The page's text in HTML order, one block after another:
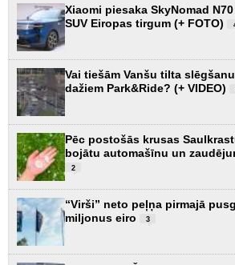
Xiaomi piesaka SkyNomad
SUV Eiropas tirgum (+ FOTO)
Vai tiešām Vanšu tilta
dažiem Park&Ride? (+ VIDEO)
Pēc postošās krusas
bojātu automašīnu un
2
“Virši” neto peļņa pirmajā
miljonus eiro
3